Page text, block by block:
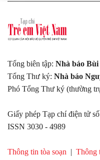
Tổng biên tập: Nhà báo
Tổng Thư ký: Nhà báo
Phó Tổng Thư ký (thường
Giấy phép Tạp chí điện tử
ISSN 3030 - 4989
Thông tin tòa soạn | Thông